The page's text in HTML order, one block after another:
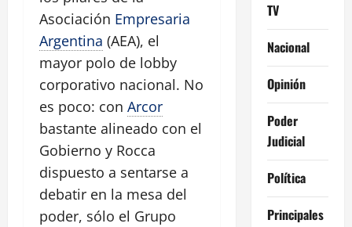
Asociación Empresaria
Argentina (AEA), el
mayor polo de lobby
corporativo nacional. No
es poco: con Arcor
bastante alineado con el
Gobierno y Rocca
dispuesto a sentarse a
debatir en la mesa del
poder, sólo el Grupo
TV
Nacional
Opinión
Poder
Judicial
Política
Principales